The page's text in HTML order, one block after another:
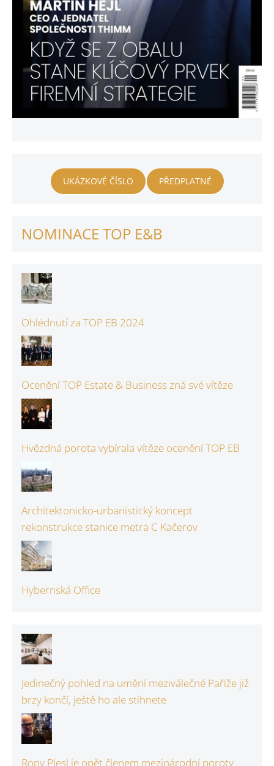
UKÁZKOVÉ ČÍSLO PŘEDPLATNÉ
NOMINACE TOP E&B
Ohlédnutí za TOP EB 2024
Ocenění TOP Estate & Business zná své vítěze
Hvězdná porota vybírala vítěze ocenění TOP EB
Architektonicko-urbanistický koncept
rekonstrukce stanice metra C Kačerov
Hybernská Office
Jedinečný pohled na umění meziválečné Paříže již
brzy končí, ještě ho ale stihnete
Rony Plesl je opět členem mezinárodní poroty